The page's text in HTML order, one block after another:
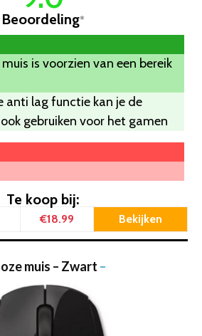
Beoordeling*
is voorzien van een bereik
anti lag functie kan je de
gebruiken voor het gamen
Te koop bij:
€18.99 Bekijken
muis – Zwart –